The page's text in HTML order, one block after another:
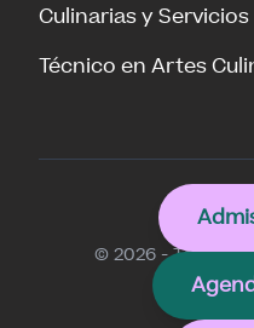
Culinarias y Servicios
Técnico en Artes
© 2026 - Todos